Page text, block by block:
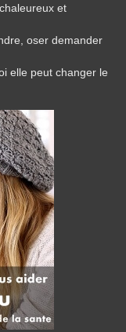
et
oser demander
elle peut changer le